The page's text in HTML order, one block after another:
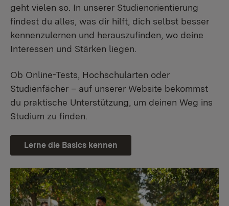
geht vielen so. In unserer Studienorientierung
findest du alles, was dir hilft, dich selbst besser
kennenzulernen und herauszufinden, wo deine
Interessen und Stärken liegen.
Ob Online-Tests, Hochschularten oder
Studienfächer – auf unserer Website bekommst
du praktische Unterstützung, um deinen Weg ins
Studium zu finden.
Lerne die Basics kennen